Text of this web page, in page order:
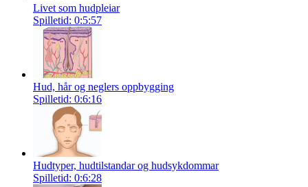
Livet som hudpleiar
Spilletid: 0:5:57
Hud, hår og neglers oppbygging
Spilletid: 0:6:16
Hudtyper, hudtilstandar og hudsykdommar
Spilletid: 0:6:28